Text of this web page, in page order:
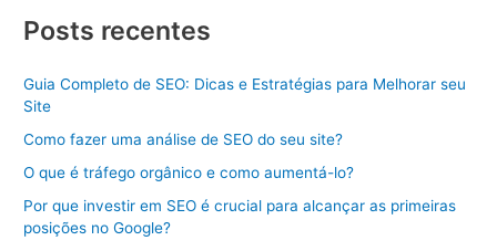
Posts recentes
Guia Completo de SEO: Dicas e Estratégias para Melhorar seu
Site
Como fazer uma análise de SEO do seu site?
O que é tráfego orgânico e como aumentá-lo?
Por que investir em SEO é crucial para alcançar as primeiras
posições no Google?